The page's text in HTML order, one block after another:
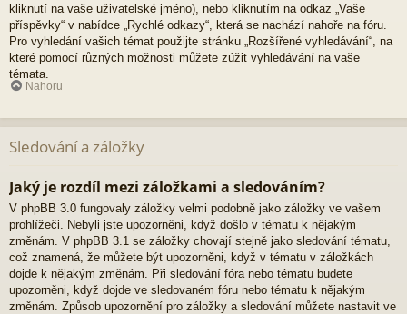
kliknutí na vaše uživatelské jméno), nebo kliknutím na odkaz „Vaše
příspěvky“ v nabídce „Rychlé odkazy“, která se nachází nahoře na fóru.
Pro vyhledání vašich témat použijte stránku „Rozšířené vyhledávání“, na
které pomocí různých možnosti můžete zúžit vyhledávání na vaše
témata.
Nahoru
Sledování a záložky
Jaký je rozdíl mezi záložkami a sledováním?
V phpBB 3.0 fungovaly záložky velmi podobně jako záložky ve vašem
prohlížeči. Nebyli jste upozorněni, když došlo v tématu k nějakým
změnám. V phpBB 3.1 se záložky chovají stejně jako sledování tématu,
což znamená, že můžete být upozorněni, když v tématu v záložkách
dojde k nějakým změnám. Při sledování fóra nebo tématu budete
upozorněni, když dojde ve sledovaném fóru nebo tématu k nějakým
změnám. Způsob upozornění pro záložky a sledování můžete nastavit ve